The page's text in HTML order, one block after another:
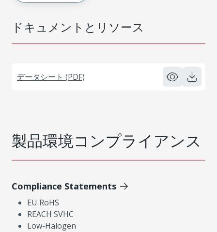
ドキュメントとリソース
データシート (PDF)
製品環境コンプライアンス
Compliance Statements
EU RoHS
REACH SVHC
Low-Halogen